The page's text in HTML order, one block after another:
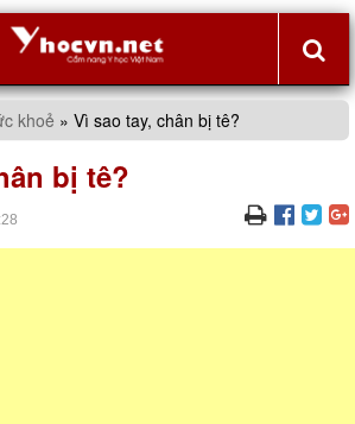
khoẻ » Vì sao tay, chân bị tê?
bị tê?